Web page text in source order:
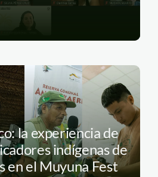
la experiencia de
indígenas de
en el Muyuna Fest